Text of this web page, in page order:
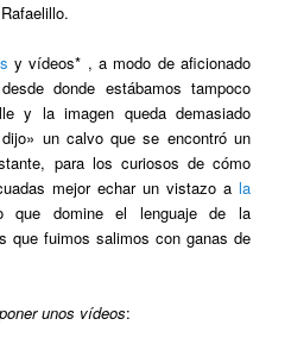
y vídeos* , a modo de aficionado
donde estábamos tampoco
y la imagen queda demasiado
un calvo que se encontró un
para los curiosos de cómo
mejor echar un vistazo a la
que domine el lenguaje de la
que fuimos salimos con ganas de
unos vídeos: